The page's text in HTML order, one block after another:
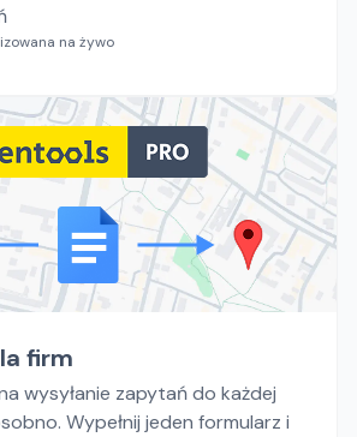
na żywo
firm
wysyłanie zapytań do każdej
Wypełnij jeden formularz i